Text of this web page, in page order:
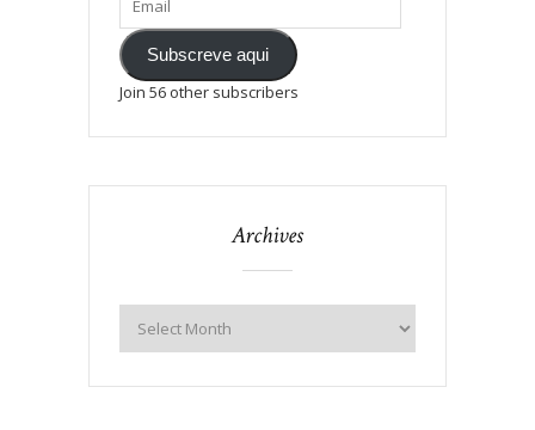
Subscreve aqui
Join 56 other subscribers
Archives